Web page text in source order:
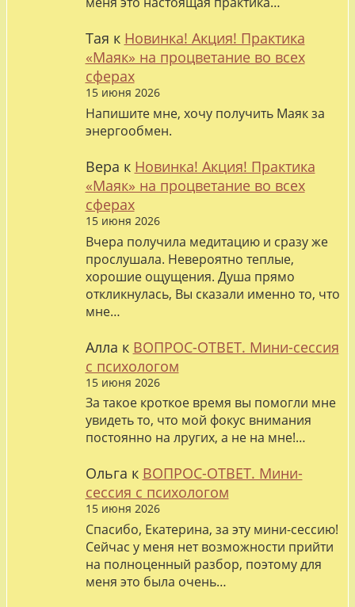
Тая к Новинка! Акция! Практика
«Маяк» на процветание во всех
сферах
15 июня 2026
Напишите мне, хочу получить Маяк за
энергообмен.
Вера к Новинка! Акция! Практика
«Маяк» на процветание во всех
сферах
15 июня 2026
Вчера получила медитацию и сразу же
прослушала. Невероятно теплые,
хорошие ощущения. Душа прямо
откликнулась, Вы сказали именно то, что
мне…
Алла к ВОПРОС-ОТВЕТ. Мини-сессия
с психологом
15 июня 2026
За такое кроткое время вы помогли мне
увидеть то, что мой фокус внимания
постоянно на лругих, а не на мне!…
Ольга к ВОПРОС-ОТВЕТ. Мини-
сессия с психологом
15 июня 2026
Спасибо, Екатерина, за эту мини-сессию!
Сейчас у меня нет возможности прийти
на полноценный разбор, поэтому для
меня это была очень…